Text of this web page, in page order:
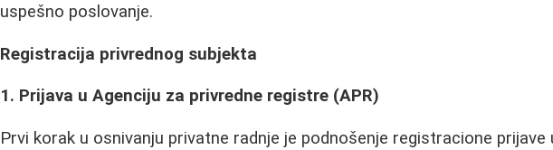
uspešno poslovanje.
Registracija privrednog subjekta
1. Prijava u Agenciju za privredne registre (APR)
Prvi korak u osnivanju privatne radnje je podnošenje registracione prijave